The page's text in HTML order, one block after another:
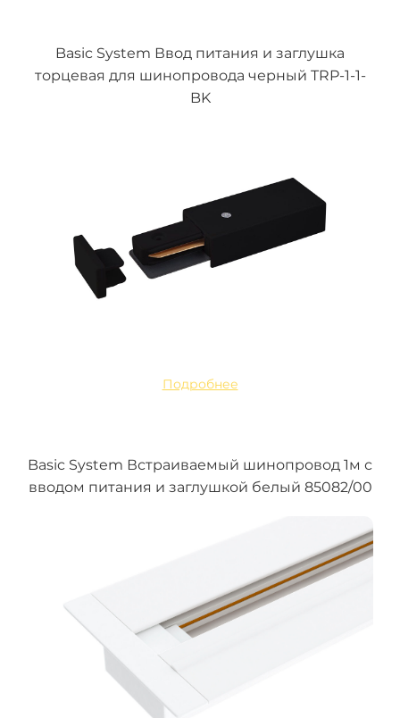
Basic System Ввод питания и заглушка
торцевая для шинопровода черный TRP-1-1-
BK
Подробнее
Basic System Встраиваемый шинопровод 1м с
вводом питания и заглушкой белый 85082/00